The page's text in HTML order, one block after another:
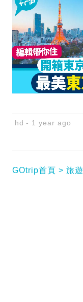
hd 1 year ago
GOtrip首頁 旅遊